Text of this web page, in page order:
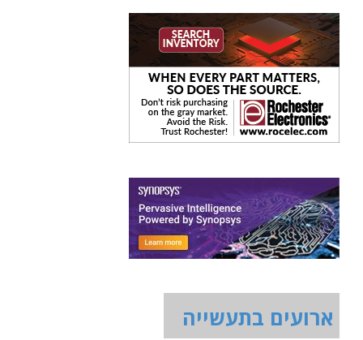
ארועים בתעשייה